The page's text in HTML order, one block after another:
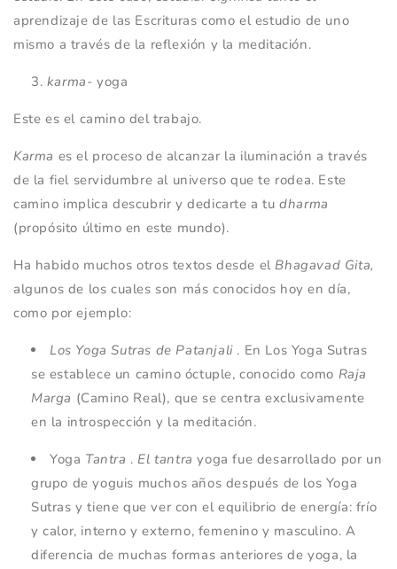
aprendizaje de las Escrituras como el estudio de uno
mismo a través de la reflexión y la meditación.
karma- yoga
Este es el camino del trabajo.
Karma es el proceso de alcanzar la iluminación a través
de la fiel servidumbre al universo que te rodea. Este
camino implica descubrir y dedicarte a tu dharma
(propósito último en este mundo).
Ha habido muchos otros textos desde el Bhagavad Gita,
algunos de los cuales son más conocidos hoy en día,
como por ejemplo:
Los Yoga Sutras de Patanjali . En Los Yoga Sutras
se establece un camino óctuple, conocido como Raja
Marga (Camino Real), que se centra exclusivamente
en la introspección y la meditación.
Yoga Tantra . El tantra yoga fue desarrollado por un
grupo de yoguis muchos años después de los Yoga
Sutras y tiene que ver con el equilibrio de energía: frío
y calor, interno y externo, femenino y masculino. A
diferencia de muchas formas anteriores de yoga, la